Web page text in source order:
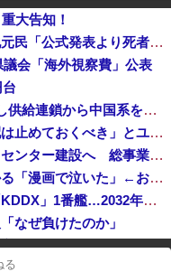
大進連所属の学生8人、在韓米軍平沢基地に無断侵入…米軍により身柄拘束！
【熊本地震】ヒカキン、『神対応』キタァアアアアーーーーーーー！！
判明！！！！
大告知！
中国「大洪水！」中国ダム「決壊」地元民「公式発表より死者多い！」中国政府「住民拘束！（安否不明」中国当局「救助隊動画も削除」台風13号「三峡ダム接近中」→
会「海外視察費」公表
SpaceX、米国防関連技術保護を重視し供給連鎖から中国系を完全排除へ 供給業者に「中国籍人員をSpaceX向けの生産に関わらせないこと」「中国製の設備・部品を使わないこと」を要求し監査実施
「こんな事になるんやから強制置き配は止めておくべき」とユーザーがドン引き、UberEatsが導入した強制置き配が起こしたのは……
【朗報】秋田に日本最大級のAIデータセンター建設へ 総事業費2兆円、UAEが巨額投資を協議
【謎】「アニメで泣いた」←まあ分かる「漫画で泣いた」←お、おう「小説で泣いた」←は？
韓国型イージス搭載の次世代駆逐艦「KDDX」1番艦…2032年竣工と公示！
なぜ負けたのか」
アメリカ・ミシガン州の民主党予備選挙 イスラム教徒の“急進左派”候補が勝利確実に⋯トランプ氏は批判
る